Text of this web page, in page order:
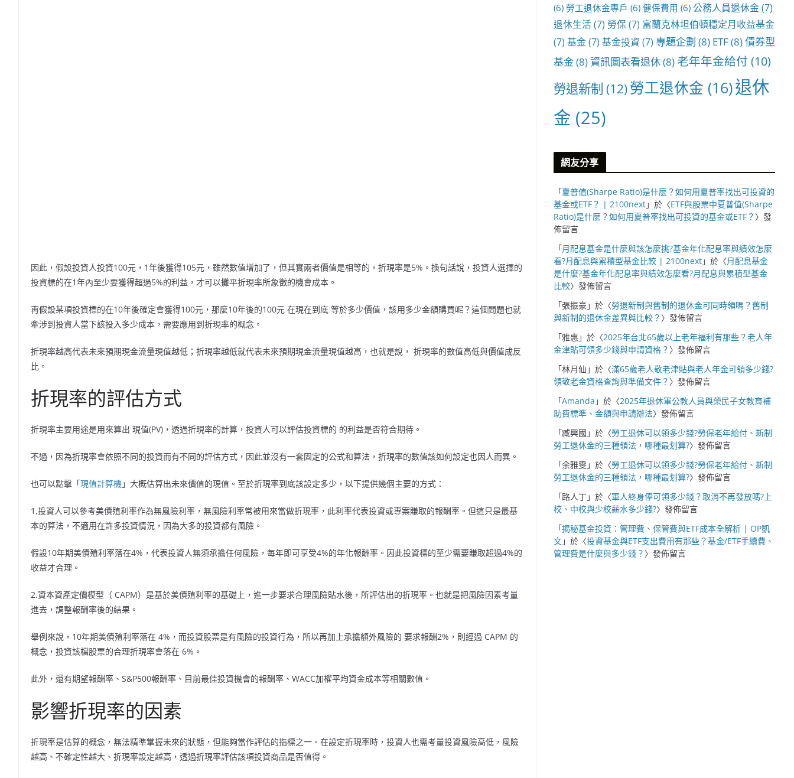
因此，假設投資人投資100元，1年後獲得105元，雖然數值增加了，但其實兩者價值是相等的，折現率是5%。換句話說，投資人選擇的
投資標的在1年內至少要獲得超過5%的利益，才可以攤平折現率所象徵的機會成本。
再假設某項投資標的在10年後確定會獲得100元，那麼10年後的100元 在現在到底 等於多少價值，該用多少金額購買呢？這個問題也就
牽涉到投資人當下該投入多少成本，需要應用到折現率的概念。
折現率越高代表未來預期現金流量現值越低；折現率越低就代表未來預期現金流量現值越高，也就是說， 折現率的數值高低與價值成反
比。
折現率的評估方式
折現率主要用途是用來算出 現值(PV)，透過折現率的計算，投資人可以評估投資標的 的利益是否符合期待。
不過，因為折現率會依照不同的投資而有不同的評估方式，因此並沒有一套固定的公式和算法，折現率的數值該如何設定也因人而異。
也可以點擊「現值計算機」大概估算出未來價值的現值。至於折現率到底該設定多少，以下提供幾個主要的方式：
1,投資人可以參考美債殖利率作為無風險利率，無風險利率常被用來當做折現率，此利率代表投資或專案賺取的報酬率。但這只是最基
本的算法，不適用在許多投資情況，因為大多的投資都有風險。
假設10年期美債殖利率落在4%，代表投資人無須承擔任何風險，每年即可享受4%的年化報酬率。因此投資標的至少需要賺取超過4%的
收益才合理。
2.資本資產定價模型（ CAPM）是基於美債殖利率的基礎上，進一步要求合理風險貼水後，所評估出的折現率。也就是把風險因素考量
進去，調整報酬率後的結果。
舉例來說，10年期美債殖利率落在 4%，而投資股票是有風險的投資行為，所以再加上承擔額外風險的 要求報酬2%，則經過 CAPM 的
概念，投資該檔股票的合理折現率會落在 6%。
此外，還有期望報酬率、S&P500報酬率、目前最佳投資機會的報酬率、WACC加權平均資金成本等相關數值。
影響折現率的因素
折現率是估算的概念，無法精準掌握未來的狀態，但能夠當作評估的指標之一。在設定折現率時，投資人也需考量投資風險高低，風險
越高、不確定性越大、折現率設定越高，透過折現率評估該項投資商品是否值得。
(6) 勞工退休金專戶 (6) 健保費用 (6) 公務人員退休金(7)
退休生活(7) 勞保(7) 富蘭克林坦伯頓穩定月收益基金
(7) 基金(7) 基金投資 (7) 專題企劃 (8) ETF(8)債券型
基金(8)資訊圖表看退休(8)老年年金給付 (10)
勞退新制 (12)勞工退休金 (16)退休
金 (25)
網友分享
「夏普值(Sharpe Ratio)是什麼？如何用夏普率找出可投資的
基金或ETF？ | 2100next」於〈ETF與股票中夏普值(Sharpe
Ratio)是什麼？如何用夏普率找出可投資的基金或ETF？ 〉發
佈留言
「月配息基金是什麼與該怎麼挑?基金年化配息率與績效怎麼
看?月配息與累積型基金比較 | 2100next」於〈月配息基金
是什麼?基金年化配息率與績效怎麼看?月配息與累積型基金
比較〉發佈留言
「張振豪」於〈勞退新制與舊制的退休金可同時領嗎？舊制
與新制的退休金差異與比較？ 〉發佈留言
「雅惠 」於〈2025年台北65歲以上老年福利有那些？老人年
金津貼可領多少錢與申請資格？ 〉發佈留言
「林月仙 」於〈滿65歲老人敬老津貼與老人年金可領多少錢?
領敬老金資格查詢與準備文件？ 〉發佈留言
「Amanda 」於〈2025年退休軍公教人員與榮民子女教育補
助費標準、金額與申請辦法〉發佈留言
「臧興國 」於〈勞工退休可以領多少錢?勞保老年給付、新制
勞工退休金的三種領法，哪種最划算?〉發佈留言
「余雅雯」於〈勞工退休可以領多少錢?勞保老年給付、新制
勞工退休金的三種領法，哪種最划算?〉發佈留言
「路人丁」於〈軍人終身俸可領多少錢？取消不再發放嗎?上
校、中校與少校薪水多少錢?〉發佈留言
「揭秘基金投資：管理費、保管費與ETF成本全解析 | OP凱
文」於〈投資基金與ETF支出費用有那些？基金/ETF手續費、
管理費是什麼與多少錢？ 〉發佈留言